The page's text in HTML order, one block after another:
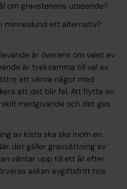
om gravstenens utseende?
minneslund ett alternativ?
är överens om valet av
är tveksamma till val av
att vänta något med
att det blir fel. Att flytta en
medgivande och det ges
av kista ska ske inom en
det gäller gravsättning av
väntar upp till ett år efter
askan avgiftsfritt hos